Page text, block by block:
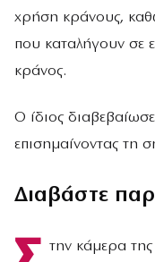
χρήση κράνους,
που καταλήγουν σε
κράνος.
Ο ίδιος
επισημαίνοντας τη
Διαβάστε
την κάμερα